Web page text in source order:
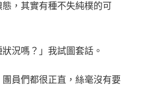
，其實有種不失純樸的可
狀況嗎？」我試圖套話。
團員們都很正直，絲毫沒有要